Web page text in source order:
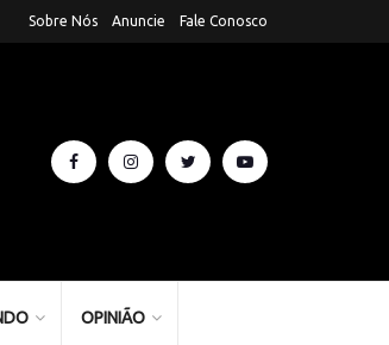
Sobre Nós Anuncie Fale Conosco
OPINIÃO